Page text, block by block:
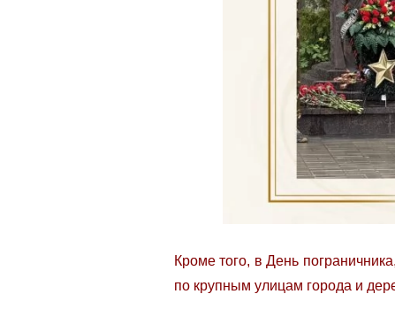
Кроме того, в День
по крупным улицам города и